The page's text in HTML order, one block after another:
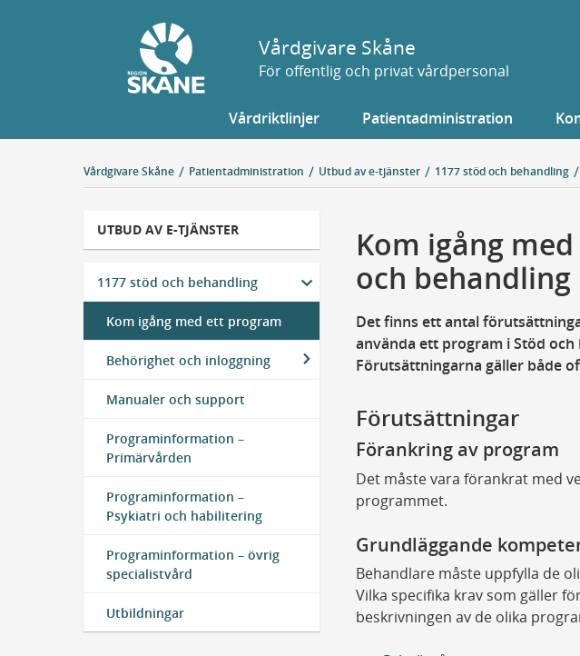
Vårdgivare Skåne
För offentlig och privat vårdpersonal
Vårdriktlinjer Patientadministration
Vårdgivare Skåne Patientadministration Utbud av e-tjänster 1177 stöd och behandling
UTBUD AV E-TJÄNSTER
1177 stöd och behandling
Kom igång med ett program
Behörighet och inloggning
Manualer och support
Programinformation –
Primärvården
Programinformation –
Psykiatri och habilitering
Programinformation – övrig
specialistvård
Utbildningar
Kom igång
och behandling
Det finns ett antal
använda ett program i Stöd och
Förutsättningarna gäller både
Förutsättningar
Förankring av program
Det måste vara förankrat med
programmet.
Grundläggande
Behandlare måste uppfylla de
Vilka specifika krav som gäller
beskrivningen av de olika